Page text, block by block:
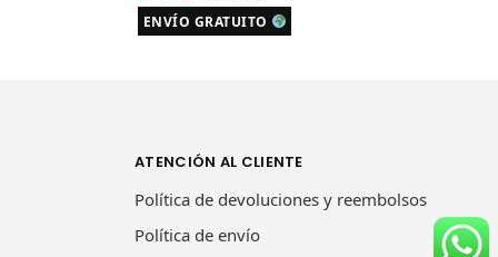
ENVÍO GRATUITO
ATENCIÓN AL CLIENTE
Política de devoluciones y reembolsos
Política de envío